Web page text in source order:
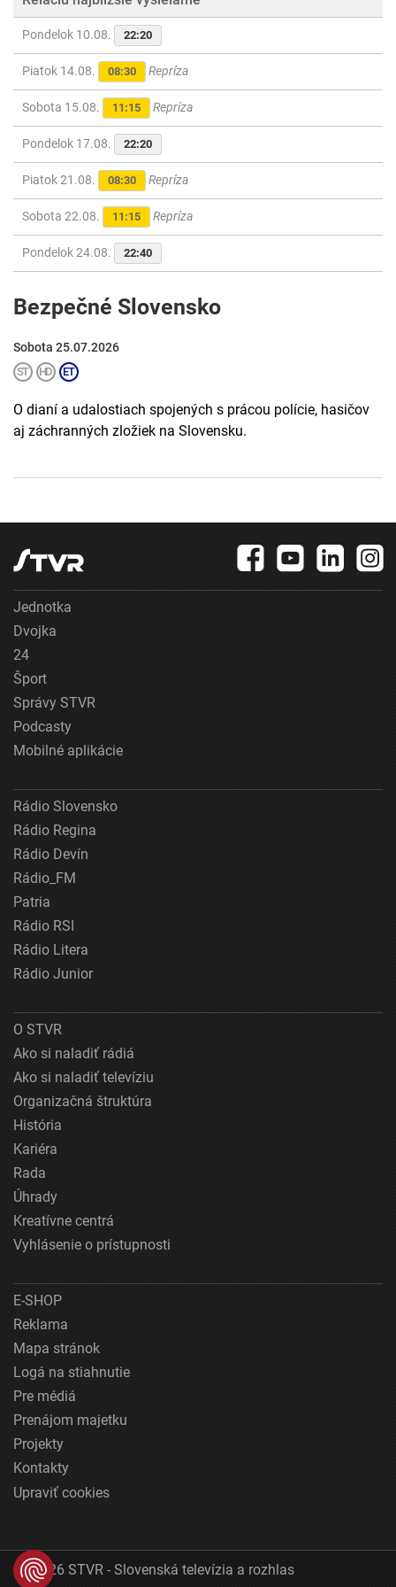
Pondelok 10.08. 22:20
Piatok 14.08. 08:30 Repríza
Sobota 15.08. 11:15 Repríza
Pondelok 17.08. 22:20
Piatok 21.08. 08:30 Repríza
Sobota 22.08. 11:15 Repríza
Pondelok 24.08. 22:40
Bezpečné Slovensko
Sobota 25.07.2026
O dianí a udalostiach spojených s prácou polície, hasičov
aj záchranných zložiek na Slovensku.
Jednotka
Dvojka
24
Šport
Správy STVR
Podcasty
Mobilné aplikácie
Rádio Slovensko
Rádio Regina
Rádio Devín
Rádio_FM
Patria
Rádio RSI
Rádio Litera
Rádio Junior
O STVR
Ako si naladiť rádiá
Ako si naladiť televíziu
Organizačná štruktúra
História
Kariéra
Rada
Úhrady
Kreatívne centrá
Vyhlásenie o prístupnosti
E-SHOP
Reklama
Mapa stránok
Logá na stiahnutie
Pre médiá
Prenájom majetku
Projekty
Kontakty
Upraviť cookies
© 2026 STVR - Slovenská televízia a rozhlas